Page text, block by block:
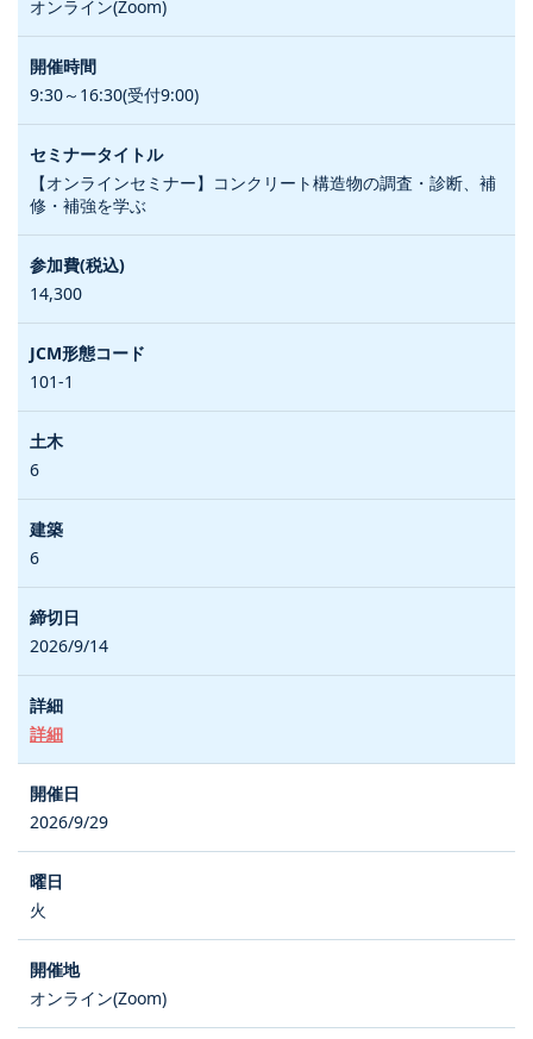
オンライン(Zoom)
9:30～16:30(受付9:00)
【オンラインセミナー】コンクリート構造物の調査・診断、補
修・補強を学ぶ
14,300
101-1
6
6
2026/9/14
詳細
2026/9/29
火
オンライン(Zoom)